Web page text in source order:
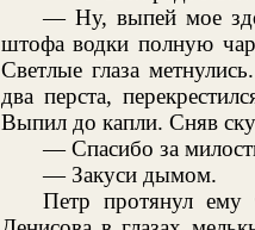
— Ну, выпей мое
штофа водки полную
Светлые глаза
два перста,
Выпил до капли. Сняв
— Спасибо за
— Закуси дымом.
Петр протянул